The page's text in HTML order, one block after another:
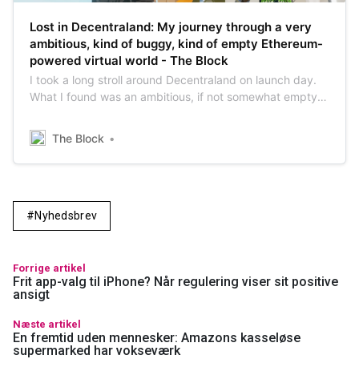
Lost in Decentraland: My journey through a very
ambitious, kind of buggy, kind of empty Ethereum-
powered virtual world - The Block
I took a long stroll around Decentraland on launch day.
What I found was an ambitious, if not somewhat empty
The Block
Nyhedsbrev
Forrige artikel
Frit app-valg til iPhone? Når regulering viser sit positive
ansigt
Næste artikel
En fremtid uden mennesker: Amazons kasseløse
supermarked har vokseværk